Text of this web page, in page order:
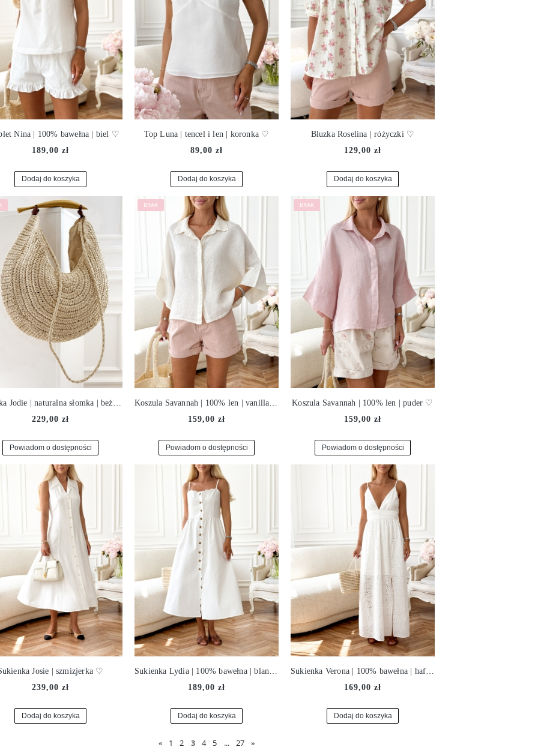
Nina | 100% bawełna | biel ♡
189,00 zł
Dodaj do koszyka
Top Luna | tencel i len | koronka ♡
89,00 zł
Dodaj do koszyka
Bluzka Roselina | różyczki ♡
129,00 zł
Dodaj do koszyka
229,00 zł
Powiadom o dostępności
159,00 zł
Powiadom o dostępności
Koszula Savannah | 100% len | puder ♡
159,00 zł
Powiadom o dostępności
Josie | szmizjerka ♡
239,00 zł
Dodaj do koszyka
189,00 zł
Dodaj do koszyka
169,00 zł
Dodaj do koszyka
« 1 2 3 4 5 ... 27 »